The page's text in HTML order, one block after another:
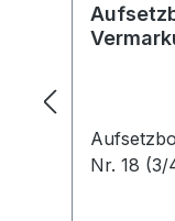
Nr. 18 (3/